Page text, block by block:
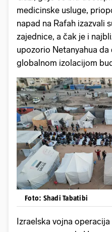
medicinske usluge,
napad na Rafah izazvali
zajednice, a čak je i
upozorio Netanyahua
globalnom izolacijom
Foto: Shadi Tabatibi
Izraelska vojna